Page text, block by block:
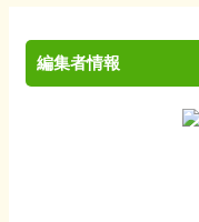
編集者情報